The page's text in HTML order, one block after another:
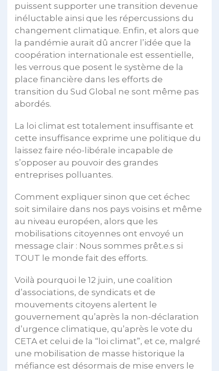
puissent supporter une transition devenue
inéluctable ainsi que les répercussions du
changement climatique. Enfin, et alors que
la pandémie aurait dû ancrer l’idée que la
coopération internationale est essentielle,
les verrous que posent le système de la
place financière dans les efforts de
transition du Sud Global ne sont même pas
abordés.
La loi climat est totalement insuffisante et
cette insuffisance exprime une politique du
laissez faire néo-libérale incapable de
s’opposer au pouvoir des grandes
entreprises polluantes.
Comment expliquer sinon que cet échec
soit similaire dans nos pays voisins et même
au niveau européen, alors que les
mobilisations citoyennes ont envoyé un
message clair : Nous sommes prêt.e.s si
TOUT le monde fait des efforts.
Voilà pourquoi le 12 juin, une coalition
d’associations, de syndicats et de
mouvements citoyens alertent le
gouvernement qu’après la non-déclaration
d’urgence climatique, qu’après le vote du
CETA et celui de la “loi climat”, et ce, malgré
une mobilisation de masse historique la
méfiance est désormais de mise envers le